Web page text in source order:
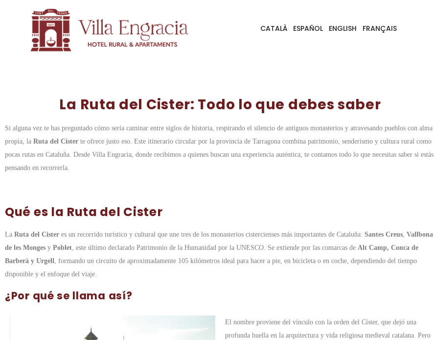
CATALÀ ESPAÑOL ENGLISH FRANÇAIS
La Ruta del Cister: Todo lo que debes saber
Si alguna vez te has preguntado cómo sería caminar entre siglos de historia, respirando el silencio de antiguos monasterios y atravesando pueblos con alma
propia, la Ruta del Cister te ofrece justo eso. Este itinerario circular por la provincia de Tarragona combina patrimonio, senderismo y cultura rural como
pocas rutas en Cataluña. Desde Villa Engracia, donde recibimos a quienes buscan una experiencia auténtica, te contamos todo lo que necesitas saber si estás
pensando en recorrerla.
Qué es la Ruta del Cister
La Ruta del Cister es un recorrido turístico y cultural que une tres de los monasterios cistercienses más importantes de Cataluña: Santes Creus, Vallbona
de les Monges y Poblet, este último declarado Patrimonio de la Humanidad por la UNESCO. Se extiende por las comarcas de Alt Camp, Conca de
Barberà y Urgell, formando un circuito de aproximadamente 105 kilómetros ideal para hacer a pie, en bicicleta o en coche, dependiendo del tiempo
disponible y el enfoque del viaje.
¿Por qué se llama así?
El nombre proviene del vínculo con la orden del Císter, que dejó una
profunda huella en la arquitectura y vida religiosa medieval catalana. Pero